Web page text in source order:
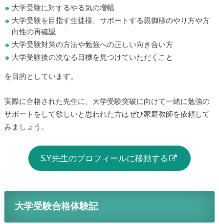
大学受験に対するやる気の増幅
大学受験を目指す生徒様、サポートする親御様のやり方や方
向性の再確認
大学受験対策の方法や勉強への正しい向き合い方
大学受験後の次なる目標を見つけていただくこと
を目的としています。
実際に合格された先生に、大学受験突破に向けて一緒に勉強の
サポートをして欲しいと思われた方はぜひ家庭教師を依頼して
みましょう。
S.Y先生のプロフィールに移動する
大学受験合格体験記